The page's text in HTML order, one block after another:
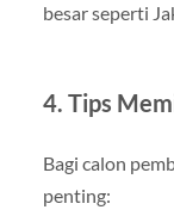
besar seperti
4. Tips
Bagi calon
penting: